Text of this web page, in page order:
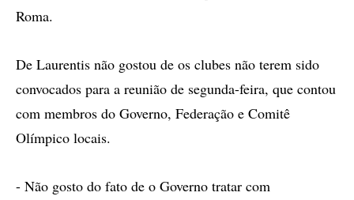
Roma.
De Laurentis não gostou de os clubes não terem sido
convocados para a reunião de segunda-feira, que contou
com membros do Governo, Federação e Comitê
Olímpico locais.
- Não gosto do fato de o Governo tratar com